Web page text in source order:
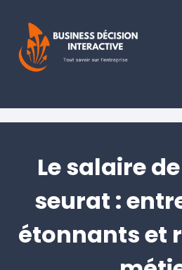
Le salaire
seurat :
étonnants et